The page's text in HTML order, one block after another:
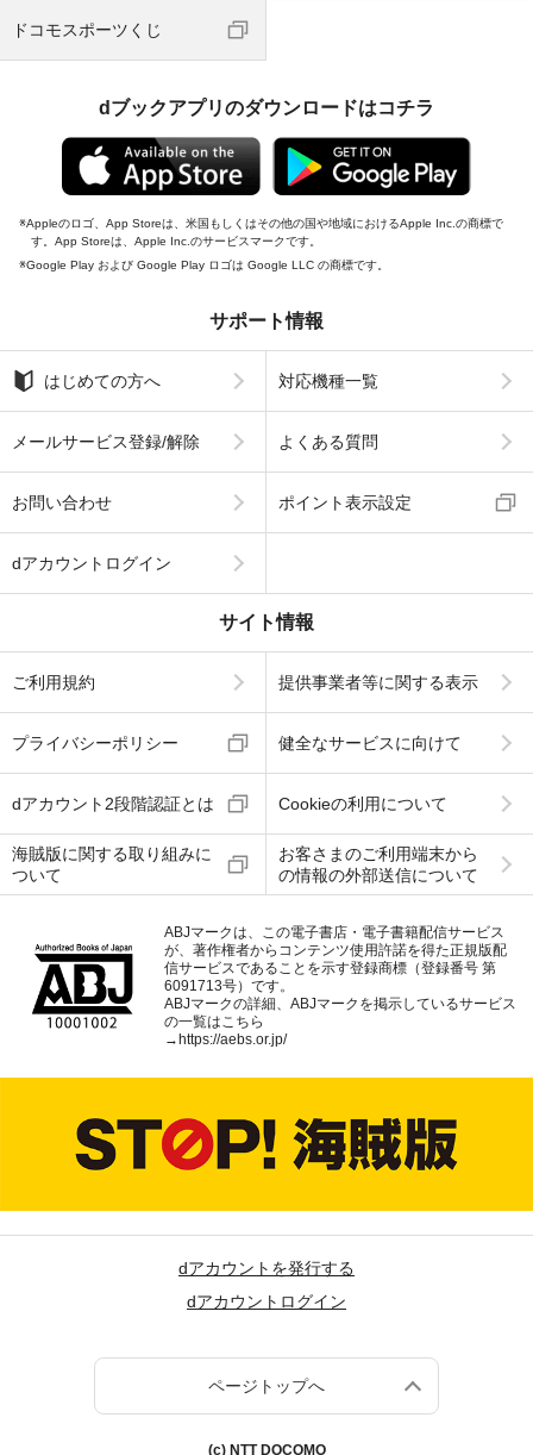
ドコモスポーツくじ
dブックアプリのダウンロードはコチラ
Appleのロゴ、App Storeは、米国もしくはその他の国や地域におけるApple Inc.の商標で
す。App Storeは、Apple Inc.のサービスマークです。
Google Play および Google Play ロゴは Google LLC の商標です。
サポート情報
はじめての方へ 対応機種一覧
メールサービス登録/解除 よくある質問
お問い合わせ ポイント表示設定
dアカウントログイン
サイト情報
ご利用規約 提供事業者等に関する表示
プライバシーポリシー 健全なサービスに向けて
dアカウント2段階認証とは Cookieの利用について
海賊版に関する取り組みに
ついて
お客さまのご利用端末から
の情報の外部送信について
ABJマークは、この電子書店・電子書籍配信サービス
が、著作権者からコンテンツ使用許諾を得た正規版配
信サービスであることを示す登録商標（登録番号 第
6091713号）です。
ABJマークの詳細、ABJマークを掲示しているサービス
の一覧はこちら
→ https://aebs.or.jp/
dアカウントを発行する
dアカウントログイン
ページトップへ
(c) NTT DOCOMO